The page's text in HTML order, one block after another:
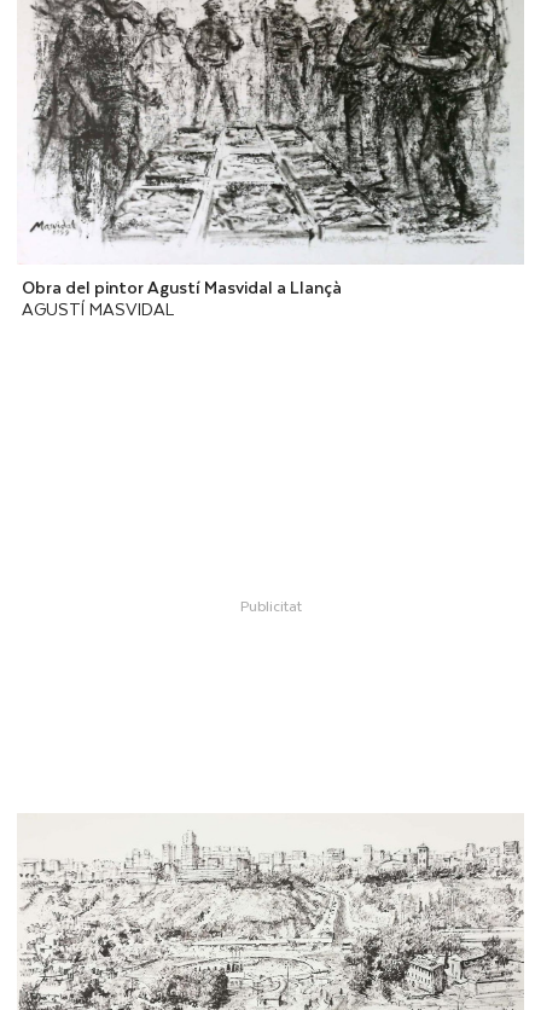
Obra del pintor Agustí Masvidal a Llançà
AGUSTÍ MASVIDAL